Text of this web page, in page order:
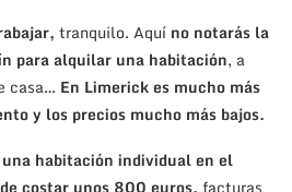
tranquilo. Aquí no notarás la
para alquilar una habitación, a
casa… En Limerick es mucho más
y los precios mucho más bajos.
una habitación individual en el